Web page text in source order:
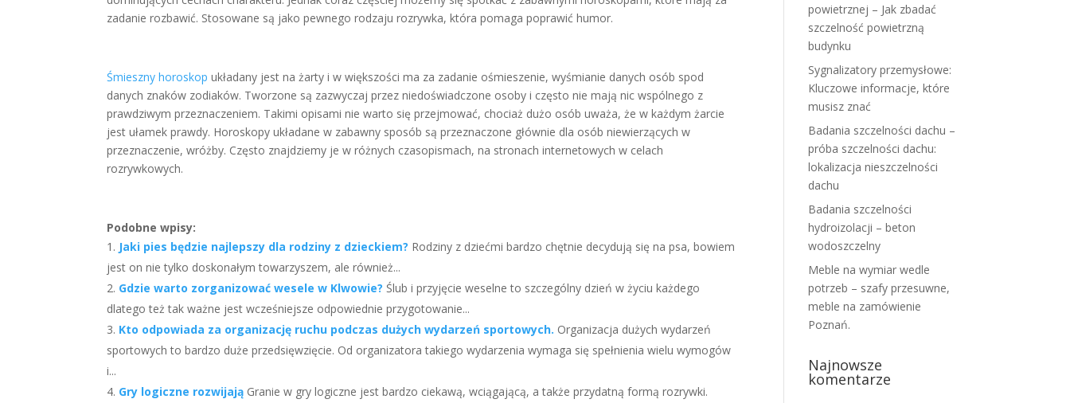
zadanie rozbawić. Stosowane są jako pewnego rodzaju rozrywka, która pomaga poprawić humor.
Śmieszny horoskop układany jest na żarty i w większości ma za zadanie ośmieszenie, wyśmianie danych osób spod
danych znaków zodiaków. Tworzone są zazwyczaj przez niedoświadczone osoby i często nie mają nic wspólnego z
prawdziwym przeznaczeniem. Takimi opisami nie warto się przejmować, chociaż dużo osób uważa, że w każdym żarcie
jest ułamek prawdy. Horoskopy układane w zabawny sposób są przeznaczone głównie dla osób niewierzących w
przeznaczenie, wróżby. Często znajdziemy je w różnych czasopismach, na stronach internetowych w celach
rozrywkowych.
Podobne wpisy:
Jaki pies będzie najlepszy dla rodziny z dzieckiem? Rodziny z dziećmi bardzo chętnie decydują się na psa, bowiem
jest on nie tylko doskonałym towarzyszem, ale również...
Gdzie warto zorganizować wesele w Klwowie? Ślub i przyjęcie weselne to szczególny dzień w życiu każdego
dlatego też tak ważne jest wcześniejsze odpowiednie przygotowanie...
Kto odpowiada za organizację ruchu podczas dużych wydarzeń sportowych. Organizacja dużych wydarzeń
sportowych to bardzo duże przedsięwzięcie. Od organizatora takiego wydarzenia wymaga się spełnienia wielu wymogów
i...
Gry logiczne rozwijają Granie w gry logiczne jest bardzo ciekawą, wciągającą, a także przydatną formą rozrywki.
powietrznej – Jak zbadać
szczelność powietrzną
budynku
Sygnalizatory przemysłowe:
Kluczowe informacje, które
musisz znać
Badania szczelności dachu –
próba szczelności dachu:
lokalizacja nieszczelności
dachu
Badania szczelności
hydroizolacji – beton
wodoszczelny
Meble na wymiar wedle
potrzeb – szafy przesuwne,
meble na zamówienie
Poznań.
Najnowsze
komentarze